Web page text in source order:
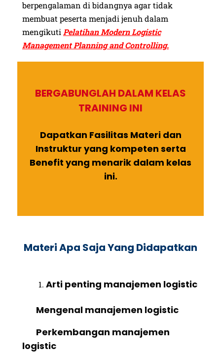
berpengalaman di bidangnya agar tidak
membuat peserta menjadi jenuh dalam
mengikuti Pelatihan Modern Logistic
Management Planning and Controlling.
BERGABUNGLAH DALAM KELAS
TRAINING INI
Dapatkan Fasilitas Materi dan
Instruktur yang kompeten serta
Benefit yang menarik dalam kelas
ini.
Materi Apa Saja Yang Didapatkan
Arti penting manajemen logistic
Mengenal manajemen logistic
Perkembangan manajemen
logistic